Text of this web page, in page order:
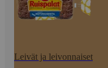
Leivät ja leivonnaiset